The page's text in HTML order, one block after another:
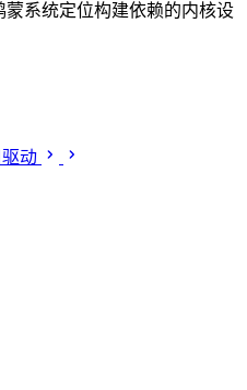
系统定位构建依赖的内核设
动